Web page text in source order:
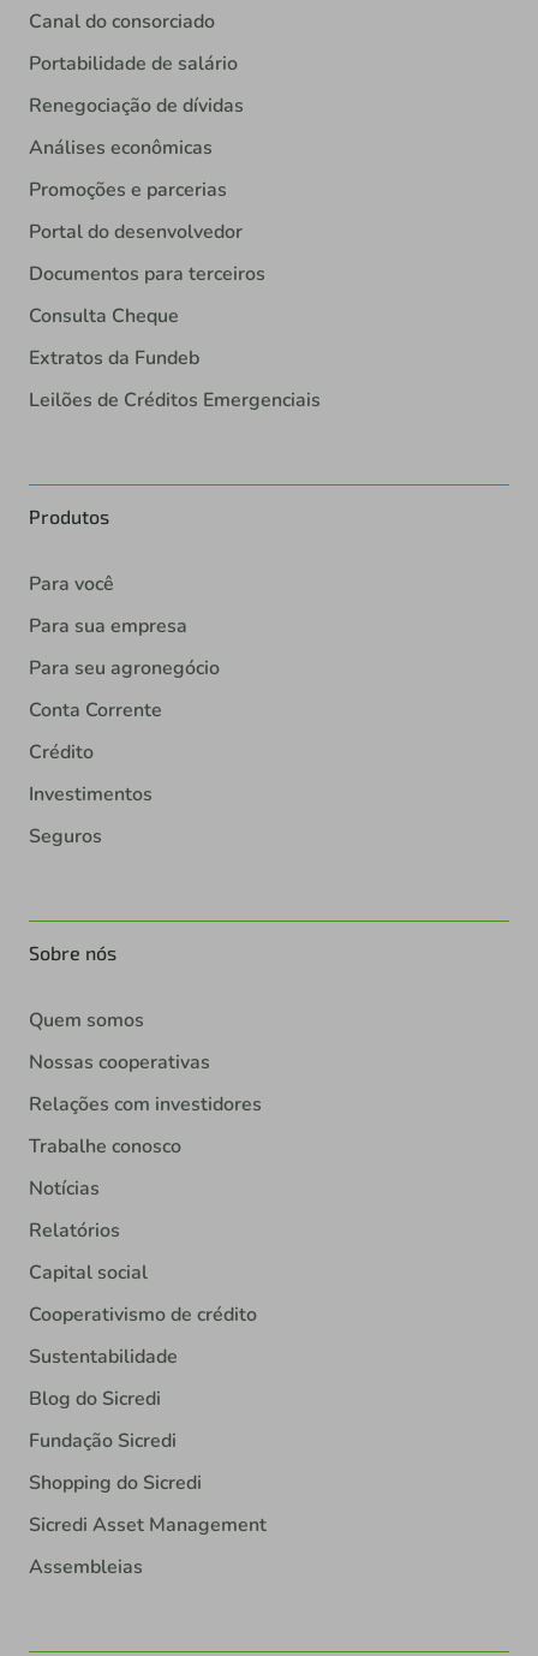
Canal do consorciado
Portabilidade de salário
Renegociação de dívidas
Análises econômicas
Promoções e parcerias
Portal do desenvolvedor
Documentos para terceiros
Consulta Cheque
Extratos da Fundeb
Leilões de Créditos Emergenciais
Produtos
Para você
Para sua empresa
Para seu agronegócio
Conta Corrente
Crédito
Investimentos
Seguros
Sobre nós
Quem somos
Nossas cooperativas
Relações com investidores
Trabalhe conosco
Notícias
Relatórios
Capital social
Cooperativismo de crédito
Sustentabilidade
Blog do Sicredi
Fundação Sicredi
Shopping do Sicredi
Sicredi Asset Management
Assembleias